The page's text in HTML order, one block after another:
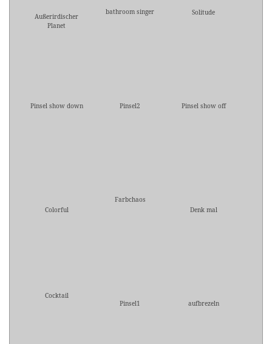
Außerirdischer
Planet
bathroom singer Solitude
Pinsel show down Pinsel2 Pinsel show off
Colorful
Farbchaos
Denk mal
Cocktail
Pinsel1
aufbrezeln